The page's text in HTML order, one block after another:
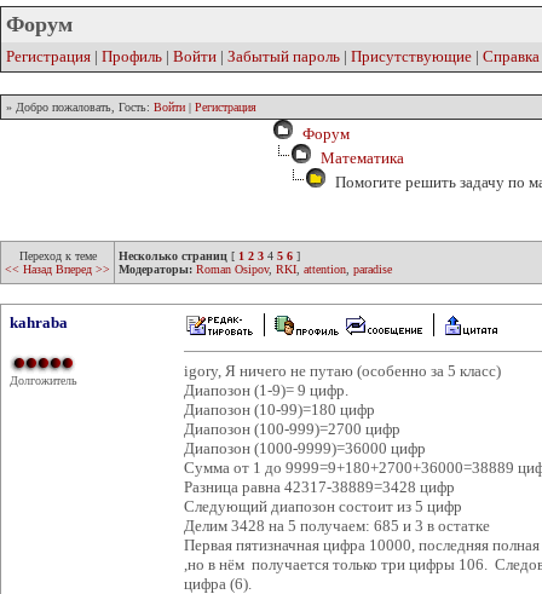
Форум
Регистрация | Профиль | Войти | Забытый пароль | Присутствующие | Справка
» Добро пожаловать, Гость: Войти | Регистрация
Форум
Математика
Помогите решить задачу по
Переход к теме
<< Назад Вперед >>
Несколько страниц [ 1 2 3 4 5 6 ]
Модераторы: Roman Osipov, RKI attention paradise
kahraba
Долгожитель
igory, Я ничего не путаю (особенно за 5 класс)
Диапозон (1-9)= 9 цифр.
Диапозон (10-99)=180 цифр
Диапозон (100-999)=2700 цифр
Диапозон (1000-9999)=36000 цифр
Сумма от 1 до 9999=9+180+2700+36000=38889
Разница равна 42317-38889=3428 цифр
Следующий диапозон состоит из 5 цифр
Делим 3428 на 5 получаем: 685 и 3 в остатке
Первая пятизначная цифра 10000, последняя
,но в нём получается только три цифры 106.
цифра (6).